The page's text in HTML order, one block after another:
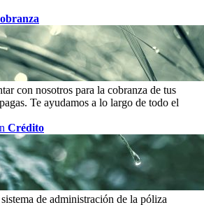
con nosotros para la cobranza de tus
Te ayudamos a lo largo de todo el
Crédito
de administración de la póliza